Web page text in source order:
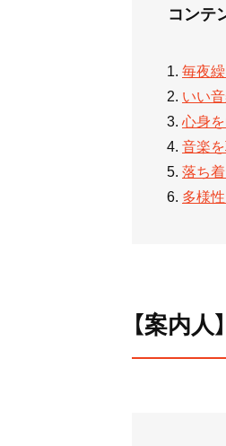
コンテ
毎夜
いい
心身
音楽
落ち
多様
【案内